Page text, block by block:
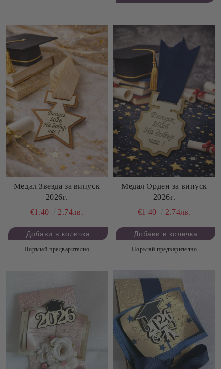
Медал Звезда за випуск
2026г.
€1.40
2.74лв.
Поръчай предварително
Медал Орден за випуск
2026г.
€1.40
2.74лв.
Поръчай предварително